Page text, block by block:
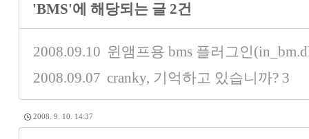
'BMS'에 해당되는 글 2건
2008.09.10 윈앰프용 bms 플러그인
2008.09.07 cranky, 기억하고 있습니까? 3
2008. 9. 10. 14:37